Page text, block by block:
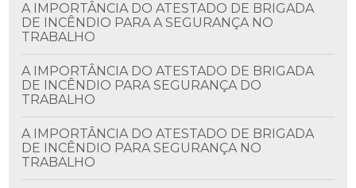
A IMPORTÂNCIA DO ATESTADO DE BRIGADA
DE INCÊNDIO PARA A SEGURANÇA NO
TRABALHO
A IMPORTÂNCIA DO ATESTADO DE BRIGADA
DE INCÊNDIO PARA SEGURANÇA DO
TRABALHO
A IMPORTÂNCIA DO ATESTADO DE BRIGADA
DE INCÊNDIO PARA SEGURANÇA NO
TRABALHO